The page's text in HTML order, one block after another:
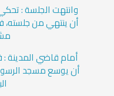
وانتهت الجلسة :
أن ينتهي من
أمام قاضي المدينة
أن يوسع مسجد